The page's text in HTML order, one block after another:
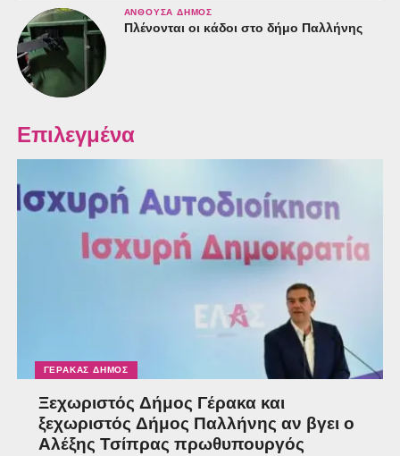
ΑΝΘΟΎΣΑ ΔΉΜΟΣ
Πλένονται οι κάδοι στο δήμο Παλλήνης
Επιλεγμένα
ΓΈΡΑΚΑΣ ΔΉΜΟΣ
Ξεχωριστός Δήμος Γέρακα και
ξεχωριστός Δήμος Παλλήνης αν βγει ο
Αλέξης Τσίπρας πρωθυπουργός